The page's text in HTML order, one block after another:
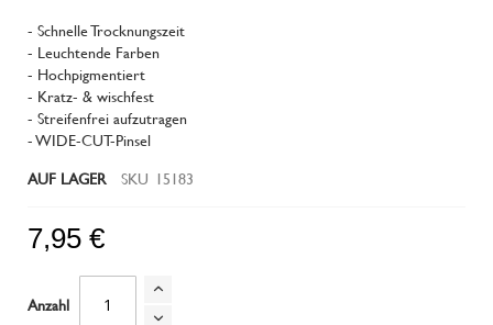
- Schnelle Trocknungszeit
- Leuchtende Farben
- Hochpigmentiert
- Kratz- & wischfest
- Streifenfrei aufzutragen
- WIDE-CUT-Pinsel
AUF LAGER
SKU 15183
7,95 €
Anzahl